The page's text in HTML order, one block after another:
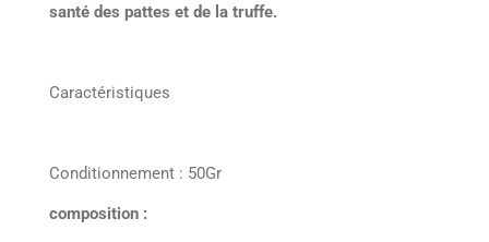
santé des pattes et de la truffe.
Caractéristiques
Conditionnement : 50Gr
composition :